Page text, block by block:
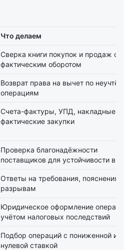
Что делаем
Сверка книги покупок и продаж с
фактическим оборотом
Возврат права на вычет по
операциям
Счета-фактуры, УПД, накладные
фактические закупки
Проверка благонадёжности
поставщиков для устойчивости
Ответы на требования, пояснения
разрывам
Юридическое оформление
учётом налоговых последствий
Подбор операций с пониженной
нулевой ставкой